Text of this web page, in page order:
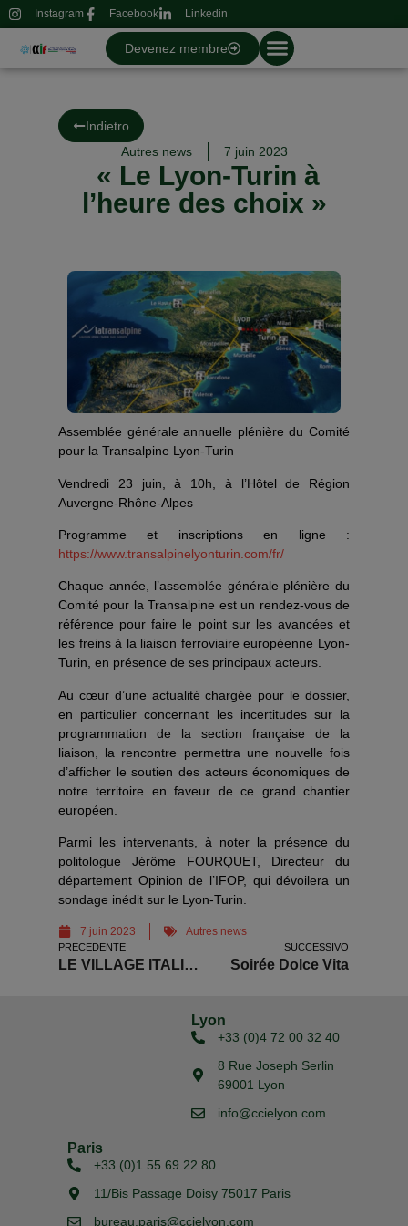
Instagram Facebook Linkedin
Devenez membre
Indietro
Autres news
7 juin 2023
« Le Lyon-Turin à
l’heure des choix »
Assemblée générale annuelle plénière du Comité
pour la Transalpine Lyon-Turin
Vendredi 23 juin, à 10h, à l’Hôtel de Région
Auvergne-Rhône-Alpes
Programme et inscriptions en ligne :
https://www.transalpinelyonturin.com/fr/
Chaque année, l’assemblée générale plénière du
Comité pour la Transalpine est un rendez-vous de
référence pour faire le point sur les avancées et
les freins à la liaison ferroviaire européenne Lyon-
Turin, en présence de ses principaux acteurs.
Au cœur d’une actualité chargée pour le dossier,
en particulier concernant les incertitudes sur la
programmation de la section française de la
liaison, la rencontre permettra une nouvelle fois
d’afficher le soutien des acteurs économiques de
notre territoire en faveur de ce grand chantier
européen.
Parmi les intervenants, à noter la présence du
politologue Jérôme FOURQUET, Directeur du
département Opinion de l’IFOP, qui dévoilera un
sondage inédit sur le Lyon-Turin.
7 juin 2023 Autres news
PRECEDENTE
LE VILLAGE ITALIEN REVIENT À CHAMBÉRY
SUCCESSIVO
Soirée Dolce Vita
Lyon
+33 (0)4 72 00 32 40
8 Rue Joseph Serlin
69001 Lyon
info@ccielyon.com
Paris
+33 (0)1 55 69 22 80
11/Bis Passage Doisy 75017 Paris
bureau.paris@ccielyon.com